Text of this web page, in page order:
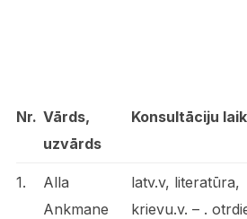
Nr. Vārds,
uzvārds
Konsultāciju
1.
Alla
Ankmane
latv.v, literatūra,
krievu.v. – .